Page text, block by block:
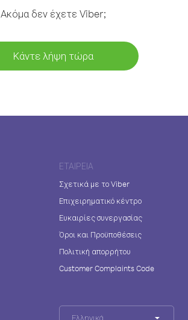
Ακόμα δεν έχετε Viber;
Κάντε λήψη τώρα
ΕΤΑΙΡΕΊΑ
Σχετικά με το Viber
Επιχειρηματικό κέντρο
Ευκαιρίες συνεργασίας
Όροι και Προϋποθέσεις
Πολιτική απορρήτου
Customer Complaints Code
Ελληνικά